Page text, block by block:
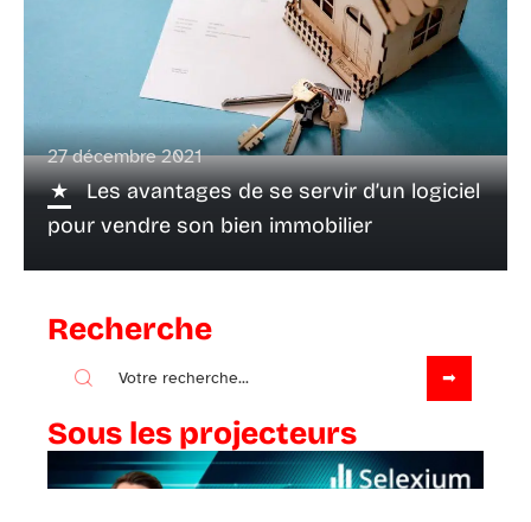
27 décembre 2021
Les avantages de se servir d’un logiciel
pour vendre son bien immobilier
Recherche
Sous les projecteurs